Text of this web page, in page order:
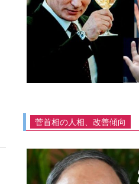
菅首相の人相、改善傾向